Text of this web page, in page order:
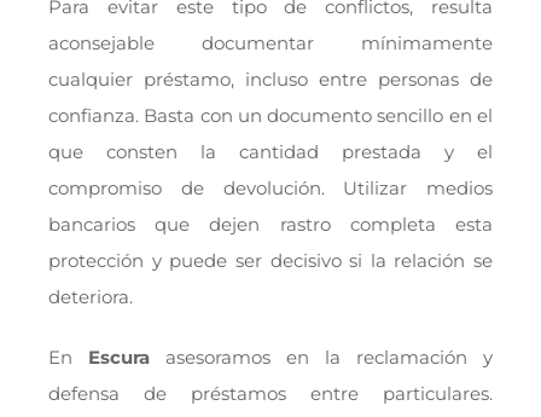
Para evitar este tipo de conflictos, resulta
aconsejable documentar mínimamente
cualquier préstamo, incluso entre personas de
confianza. Basta con un documento sencillo en el
que consten la cantidad prestada y el
compromiso de devolución. Utilizar medios
bancarios que dejen rastro completa esta
protección y puede ser decisivo si la relación se
deteriora.
En Escura asesoramos en la reclamación y
defensa de préstamos entre particulares.